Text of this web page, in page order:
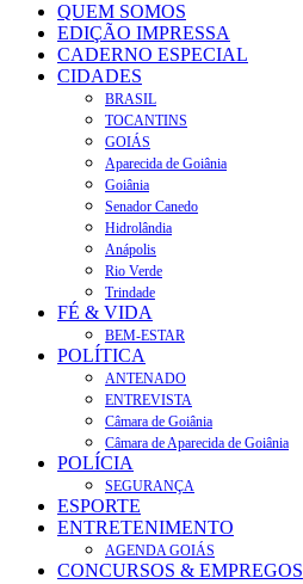
QUEM SOMOS
EDIÇÃO IMPRESSA
CADERNO ESPECIAL
CIDADES
BRASIL
TOCANTINS
GOIÁS
Aparecida de Goiânia
Goiânia
Senador Canedo
Hidrolândia
Anápolis
Rio Verde
Trindade
FÉ & VIDA
BEM-ESTAR
POLÍTICA
ANTENADO
ENTREVISTA
Câmara de Goiânia
Câmara de Aparecida de Goiânia
POLÍCIA
SEGURANÇA
ESPORTE
ENTRETENIMENTO
AGENDA GOIÁS
CONCURSOS & EMPREGOS